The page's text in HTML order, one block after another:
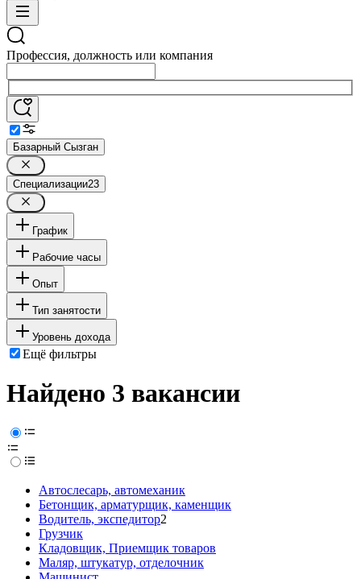
Профессия, должность или компания
Базарный Сызган
Специализации23
График
Рабочие часы
Опыт
Тип занятости
Уровень дохода
Ещё фильтры
Найдено 3 вакансии
Автослесарь, автомеханик
Бетонщик, арматурщик, каменщик
Водитель, экспедитор2
Грузчик
Кладовщик, Приемщик товаров
Маляр, штукатур, отделочник